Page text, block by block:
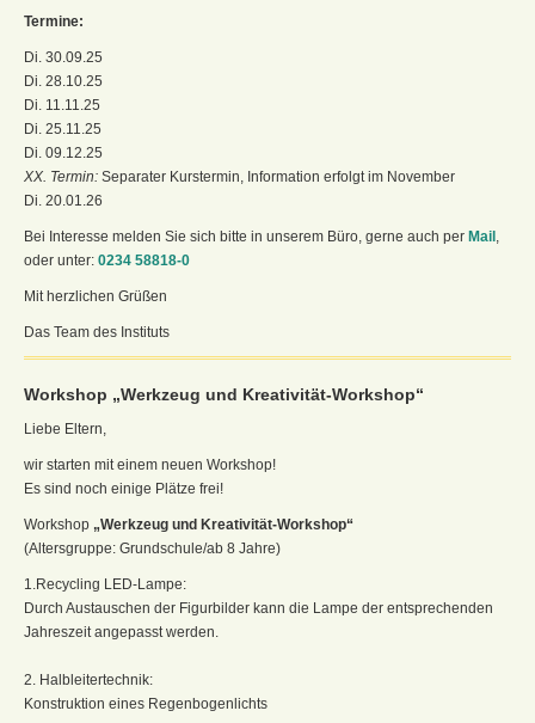
Termine:
Di. 30.09.25
Di. 28.10.25
Di. 11.11.25
Di. 25.11.25
Di. 09.12.25
XX. Termin: Separater Kurstermin, Information erfolgt im November
Di. 20.01.26
Bei Interesse melden Sie sich bitte in unserem Büro, gerne auch per Mail
oder unter: 0234 58818-0
Mit herzlichen Grüßen
Das Team des Instituts
Workshop „Werkzeug und Kreativität-Workshop“
Liebe Eltern,
wir starten mit einem neuen Workshop!
Es sind noch einige Plätze frei!
Workshop „Werkzeug und Kreativität-Workshop“
(Altersgruppe: Grundschule/ab 8 Jahre)
1.Recycling LED-Lampe:
Durch Austauschen der Figurbilder kann die Lampe der entsprechenden
Jahreszeit angepasst werden.
2. Halbleitertechnik:
Konstruktion eines Regenbogenlichts